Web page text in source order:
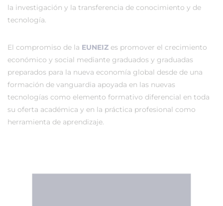
la investigación y la transferencia de conocimiento y de
tecnología.
El compromiso de la EUNEIZ es promover el crecimiento
económico y social mediante graduados y graduadas
preparados para la nueva economía global desde de una
formación de vanguardia apoyada en las nuevas
tecnologías como elemento formativo diferencial en toda
su oferta académica y en la práctica profesional como
herramienta de aprendizaje.